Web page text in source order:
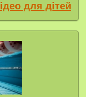
для дітей